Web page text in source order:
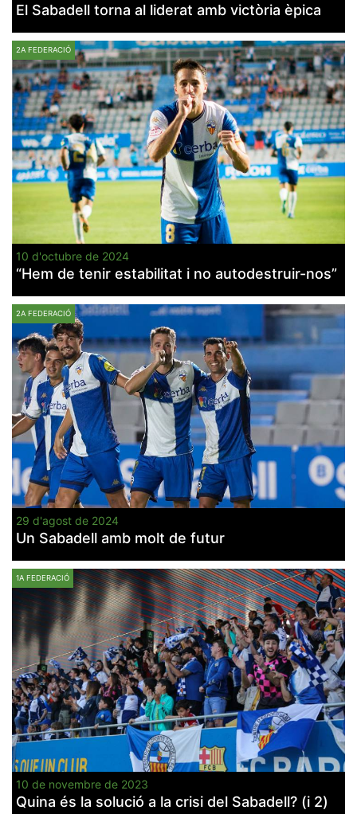
El Sabadell torna al liderat amb victòria èpica
2A FEDERACIÓ
10 d'octubre de 2024
“Hem de tenir estabilitat i no autodestruir-nos”
2A FEDERACIÓ
29 d'agost de 2024
Un Sabadell amb molt de futur
1A FEDERACIÓ
10 de novembre de 2023
Quina és la solució a la crisi del Sabadell? (i 2)